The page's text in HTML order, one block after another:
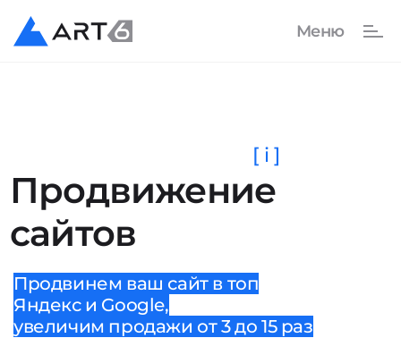
Продвижение
сайтов
[ i ]
Продвинем ваш сайт в топ
Яндекс и Google,
увеличим продажи от 3 до 15 раз